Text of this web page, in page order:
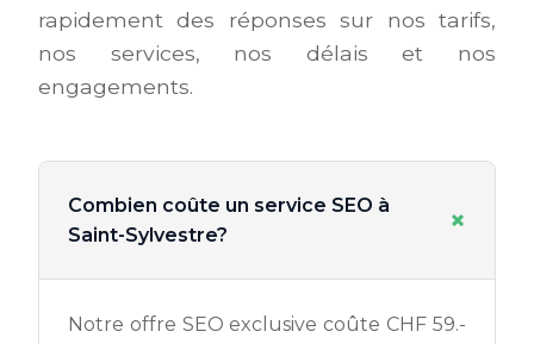
rapidement des réponses sur nos tarifs,
nos services, nos délais et nos
engagements.
Combien coûte un service SEO à
Saint-Sylvestre?
+
Notre offre SEO exclusive coûte CHF 59.-